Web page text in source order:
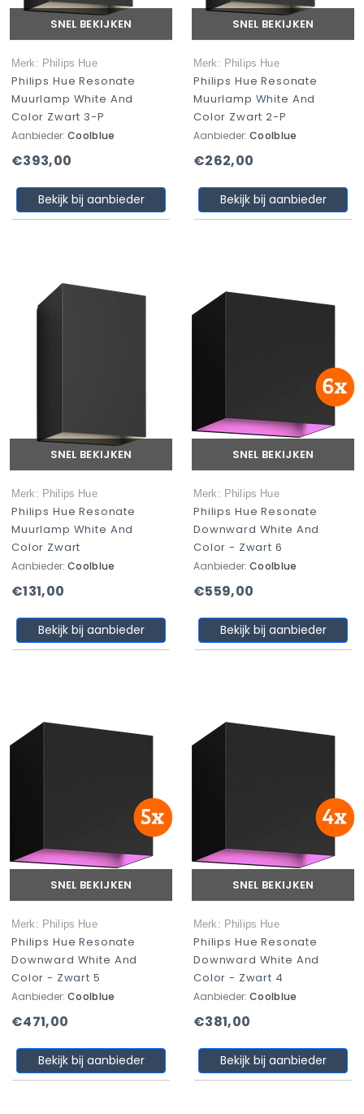
SNEL BEKIJKEN
Merk: Philips Hue
Philips Hue Resonate
Muurlamp White And
Color Zwart 3-P
Aanbieder: Coolblue
€393,00
Bekijk bij aanbieder
SNEL BEKIJKEN
Merk: Philips Hue
Philips Hue Resonate
Muurlamp White And
Color Zwart 2-P
Aanbieder: Coolblue
€262,00
Bekijk bij aanbieder
SNEL BEKIJKEN
Merk: Philips Hue
Philips Hue Resonate
Muurlamp White And
Color Zwart
Aanbieder: Coolblue
€131,00
Bekijk bij aanbieder
SNEL BEKIJKEN
Merk: Philips Hue
Philips Hue Resonate
Downward White And
Color - Zwart 6
Aanbieder: Coolblue
€559,00
Bekijk bij aanbieder
SNEL BEKIJKEN
Merk: Philips Hue
Philips Hue Resonate
Downward White And
Color - Zwart 5
Aanbieder: Coolblue
€471,00
Bekijk bij aanbieder
SNEL BEKIJKEN
Merk: Philips Hue
Philips Hue Resonate
Downward White And
Color - Zwart 4
Aanbieder: Coolblue
€381,00
Bekijk bij aanbieder